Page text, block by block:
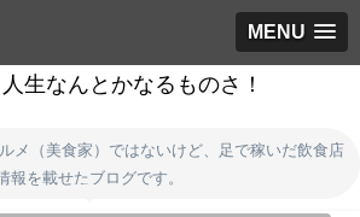
MENU
生なんとかなるものさ！
メ（美食家）ではないけど、足で稼いだ飲食店
報を載せたブログです。